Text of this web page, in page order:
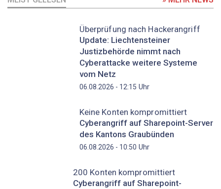
Überprüfung nach Hackerangriff
Update: Liechtensteiner
Justizbehörde nimmt nach
Cyberattacke weitere Systeme
vom Netz
06.08.2026 - 12:15 Uhr
Keine Konten kompromittiert
Cyberangriff auf Sharepoint-Server
des Kantons Graubünden
06.08.2026 - 10:50 Uhr
200 Konten kompromittiert
Cyberangriff auf Sharepoint-